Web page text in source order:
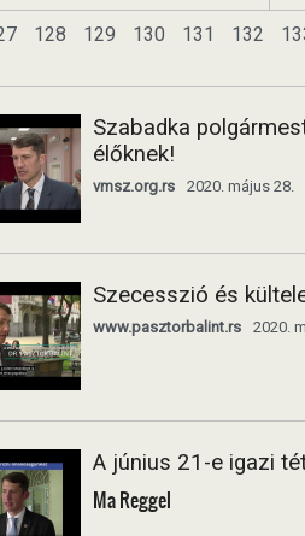
128 129 130 131 132
Szabadka
élőknek!
vmsz.org.rs 2020. május 28.
Szecesszió és
www.pasztorbalint.rs 2020.
A június 21-e igazi
Ma Reggel